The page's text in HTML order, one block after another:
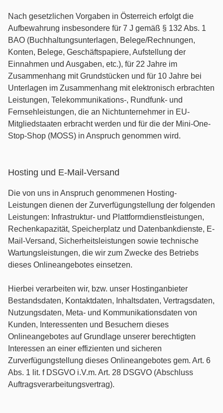
Nach gesetzlichen Vorgaben in Österreich erfolgt die
Aufbewahrung insbesondere für 7 J gemäß § 132 Abs. 1
BAO (Buchhaltungsunterlagen, Belege/Rechnungen,
Konten, Belege, Geschäftspapiere, Aufstellung der
Einnahmen und Ausgaben, etc.), für 22 Jahre im
Zusammenhang mit Grundstücken und für 10 Jahre bei
Unterlagen im Zusammenhang mit elektronisch erbrachten
Leistungen, Telekommunikations-, Rundfunk- und
Fernsehleistungen, die an Nichtunternehmer in EU-
Mitgliedstaaten erbracht werden und für die der Mini-One-
Stop-Shop (MOSS) in Anspruch genommen wird.
Hosting und E-Mail-Versand
Die von uns in Anspruch genommenen Hosting-
Leistungen dienen der Zurverfügungstellung der folgenden
Leistungen: Infrastruktur- und Plattformdienstleistungen,
Rechenkapazität, Speicherplatz und Datenbankdienste, E-
Mail-Versand, Sicherheitsleistungen sowie technische
Wartungsleistungen, die wir zum Zwecke des Betriebs
dieses Onlineangebotes einsetzen.
Hierbei verarbeiten wir, bzw. unser Hostinganbieter
Bestandsdaten, Kontaktdaten, Inhaltsdaten, Vertragsdaten,
Nutzungsdaten, Meta- und Kommunikationsdaten von
Kunden, Interessenten und Besuchern dieses
Onlineangebotes auf Grundlage unserer berechtigten
Interessen an einer effizienten und sicheren
Zurverfügungstellung dieses Onlineangebotes gem. Art. 6
Abs. 1 lit. f DSGVO i.V.m. Art. 28 DSGVO (Abschluss
Auftragsverarbeitungsvertrag).